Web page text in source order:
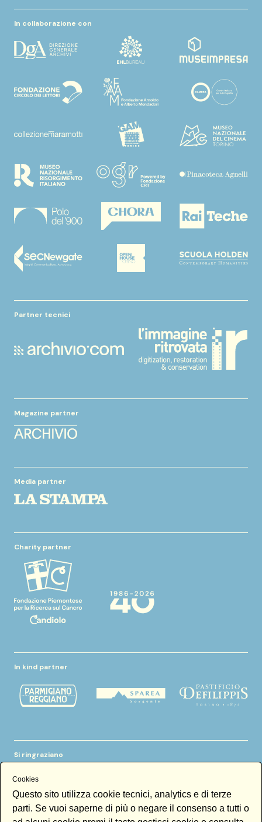
In collaborazione con
Partner tecnici
Magazine partner
Media partner
Charity partner
In kind partner
Si ringraziano
Cookies
Questo sito utilizza cookie tecnici, analytics e di terze
parti. Se vuoi saperne di più o negare il consenso a tutti o